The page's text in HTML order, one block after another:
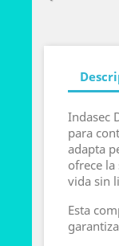
Indasec
para
adapta
ofrece
vida sin
Esta